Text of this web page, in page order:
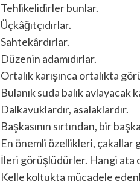
Tehlikelidirler bunlar.
Üçkâğıtçıdırlar.
Sahtekârdırlar.
Düzenin adamıdırlar.
Ortalık karışınca ortalıkta
Bulanık suda balık avlayacak
Dalkavuklardır, asalaklardır.
Başkasının sırtından, bir
En önemli özellikleri, çakallar
İleri görüşlüdürler. Hangi ata
Kelle koltukta mücadele